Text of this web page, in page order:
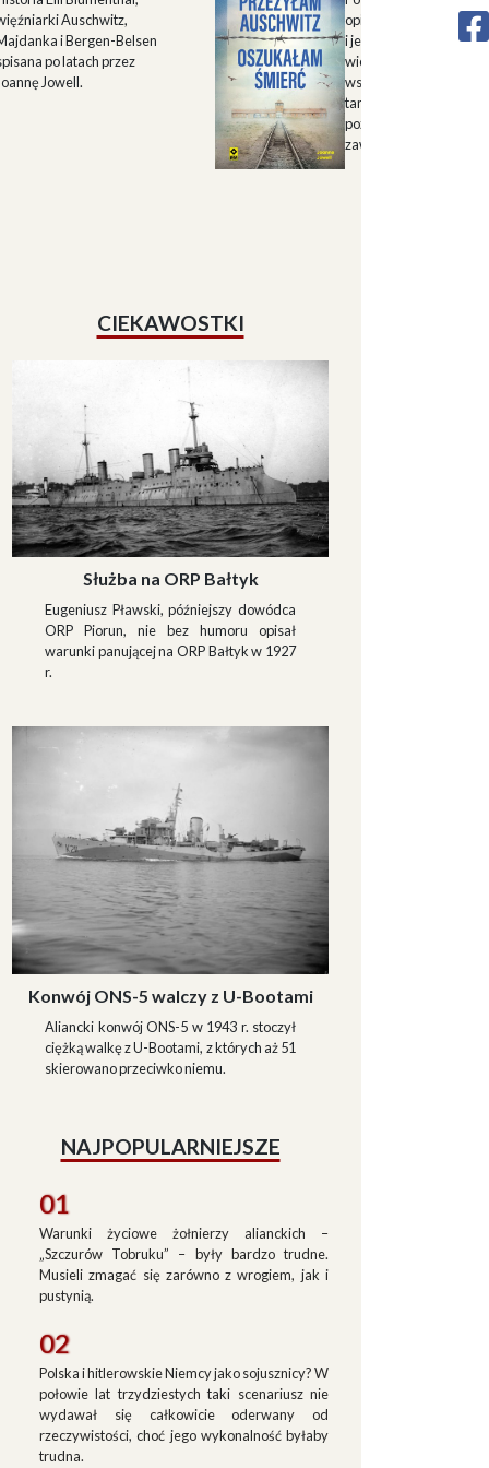
Auschwitz,
i Bergen-Belsen
po latach przez
Jowell.
opisu historii Górnego
i jego mieszkańców w
wieku oraz zapisu
wspomnień
tamtych terenów, które
pozwalają lepiej
zawiłe koleje losu
CIEKAWOSTKI
Służba na ORP Bałtyk
Eugeniusz Pławski, późniejszy dowódca
ORP Piorun, nie bez humoru opisał
warunki panującej na ORP Bałtyk w 1927
r.
Konwój ONS-5 walczy z U-Bootami
Aliancki konwój ONS-5 w 1943 r. stoczył
ciężką walkę z U-Bootami, z których aż 51
skierowano przeciwko niemu.
NAJPOPULARNIEJSZE
01
Warunki życiowe żołnierzy alianckich –
„Szczurów Tobruku” – były bardzo trudne.
Musieli zmagać się zarówno z wrogiem, jak i
pustynią.
02
Polska i hitlerowskie Niemcy jako sojusznicy? W
połowie lat trzydziestych taki scenariusz nie
wydawał się całkowicie oderwany od
rzeczywistości, choć jego wykonalność byłaby
trudna.